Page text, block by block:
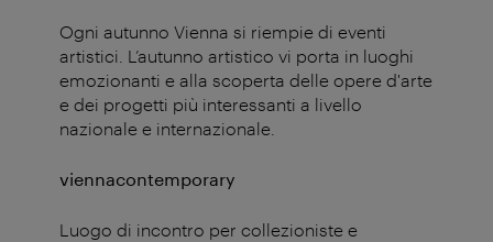
Ogni autunno Vienna si riempie di eventi
artistici. L’autunno artistico vi porta in luoghi
emozionanti e alla scoperta delle opere d'arte
e dei progetti più interessanti a livello
nazionale e internazionale.
viennacontemporary
Luogo di incontro per collezioniste e